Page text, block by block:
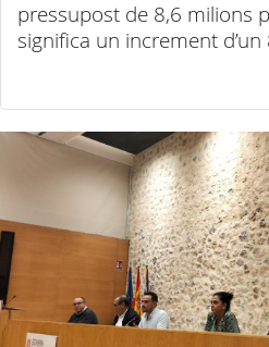
pressupost de 8,6 milions
significa un increment d’un